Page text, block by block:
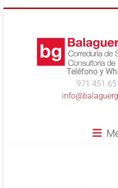
Teléfono y
971 451